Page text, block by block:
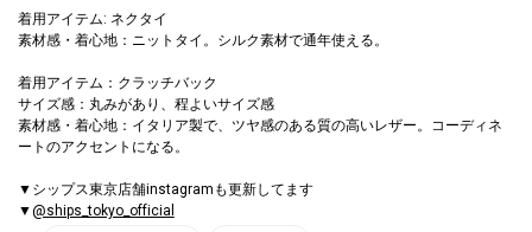
着用アイテム: ネクタイ
素材感・着心地：ニットタイ。シルク素材で通年使える。
着用アイテム：クラッチバック
サイズ感：丸みがあり、程よいサイズ感
素材感・着心地：イタリア製で、ツヤ感のある質の高いレザー。コーディネ
ートのアクセントになる。
▼シップス東京店舗instagramも更新してます
▼ @ships_tokyo_official